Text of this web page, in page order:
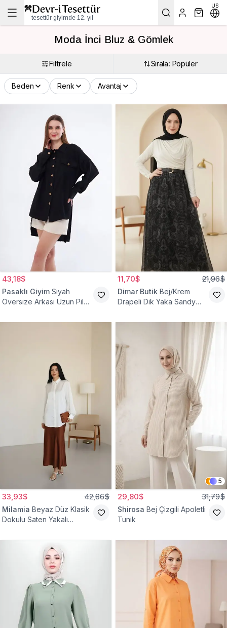
tesettür giyimde 12. yıl
US
Moda İnci Bluz & Gömlek
Filtrele Sırala: Popüler
Beden Renk Avantaj
43,18$
Pasaklı Giyim Siyah
Oversize Arkası Uzun Pileli
11,70$ 21,96$
Dimar Butik Bej/Krem
Drapeli Dik Yaka Sandy
33,93$ 42,86$
Milamia Beyaz Düz Klasik
Dokulu Saten Yakalı
5
29,80$ 31,79$
Shirosa Bej Çizgili Apoletli
Tunik